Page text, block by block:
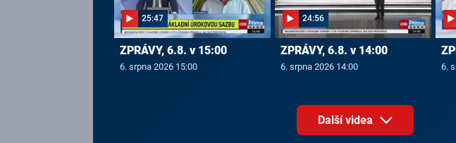
25:47
ZPRÁVY, 6.8. v 15:00
6. srpna 2026 15:00
24:56
ZPRÁVY, 6.8. v 14:00
6. srpna 2026 14:00 6.
Další videa